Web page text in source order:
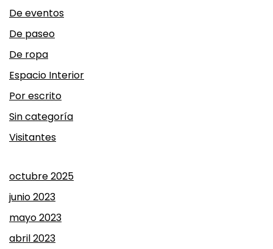
De eventos
De paseo
De ropa
Espacio Interior
Por escrito
Sin categoría
Visitantes
octubre 2025
junio 2023
mayo 2023
abril 2023